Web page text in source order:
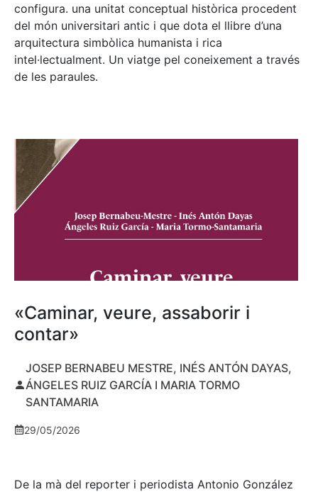
configura. una unitat conceptual històrica procedent
del món universitari antic i que dota el llibre d’una
arquitectura simbòlica humanista i rica
intel·lectualment. Un viatge pel coneixement a través
de les paraules.
«Caminar, veure, assaborir i
contar»
JOSEP BERNABEU MESTRE, INÉS ANTÓN DAYAS,
ÁNGELES RUIZ GARCÍA I MARIA TORMO
SANTAMARIA
29/05/2026
De la mà del reporter i periodista Antonio González